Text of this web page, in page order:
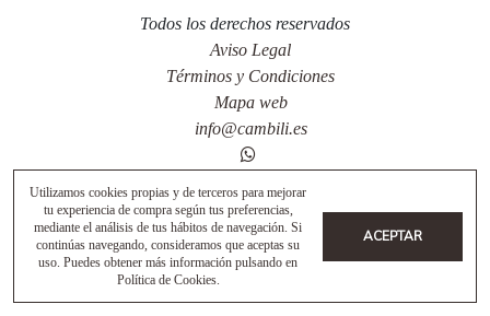
Todos los derechos reservados
Aviso Legal
Términos y Condiciones
Mapa web
info@cambili.es
Utilizamos cookies propias y de terceros para mejorar
tu experiencia de compra según tus preferencias,
mediante el análisis de tus hábitos de navegación. Si
continúas navegando, consideramos que aceptas su
uso. Puedes obtener más información pulsando en
Política de Cookies.
ACEPTAR